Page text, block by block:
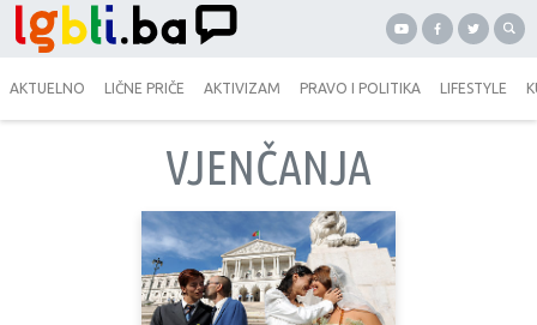
AKTUELNO LIČNE PRIČE AKTIVIZAM PRAVO I POLITIKA LIFESTYLE
VJENČANJA